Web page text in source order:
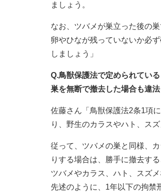
ましょう。
なお、ツバメが巣立った後の
卵やひなが残っていないか必
しましょう」
Q.鳥獣保護法で定められてい
巣を無断で撤去した場合も違
佐藤さん「鳥獣保護法2条1項
り、野生のカラスやハト、ス
従って、ツバメの巣と同様、
りする場合は、勝手に撤去す
ツバメやカラス、ハト、スズ
先述のように、1年以下の拘禁